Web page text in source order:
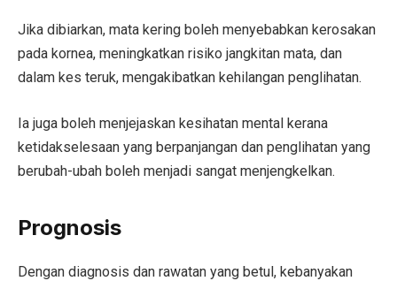
Jika dibiarkan, mata kering boleh menyebabkan kerosakan
pada kornea, meningkatkan risiko jangkitan mata, dan
dalam kes teruk, mengakibatkan kehilangan penglihatan.
Ia juga boleh menjejaskan kesihatan mental kerana
ketidakselesaan yang berpanjangan dan penglihatan yang
berubah-ubah boleh menjadi sangat menjengkelkan.
Prognosis
Dengan diagnosis dan rawatan yang betul, kebanyakan